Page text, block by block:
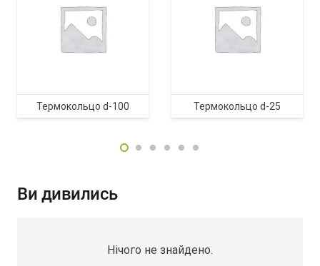
Термокольцо d-100 Термокольцо d-25
Ви дивились
Нічого не знайдено.